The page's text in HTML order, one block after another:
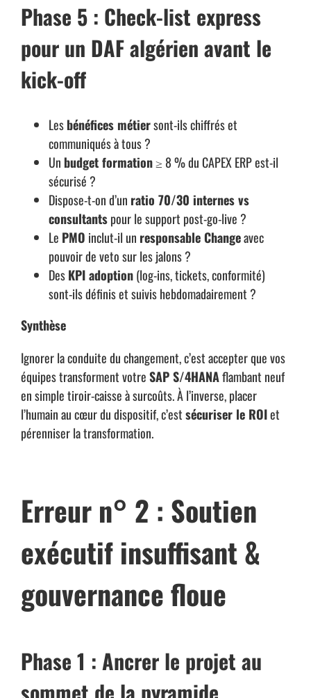
Phase 5 : Check-list express
pour un DAF algérien avant le
kick-off
Lesbénéfices métiersont-ils chiffrés et
communiqués à tous ?
Un budget formation≥ 8 % du CAPEX ERP est-il
sécurisé ?
Dispose-t-on d’un ratio 70/30 internes vs
consultantspour le support post-go-live ?
Le PMO inclut-il un responsable Changeavec
pouvoir de veto sur les jalons ?
DesKPI adoption(log-ins, tickets, conformité)
sont-ils définis et suivis hebdomadairement ?
Synthèse
Ignorer la conduite du changement, c’est accepter que vos
équipes transforment votreSAP S/4HANAflambant neuf
en simple tiroir-caisse à surcoûts. À l’inverse, placer
l’humain au cœur du dispositif, c’estsécuriser le ROIet
pérenniser la transformation.
Erreur n° 2 : Soutien
exécutif insuffisant &
gouvernance floue
Phase 1 : Ancrer le projet au